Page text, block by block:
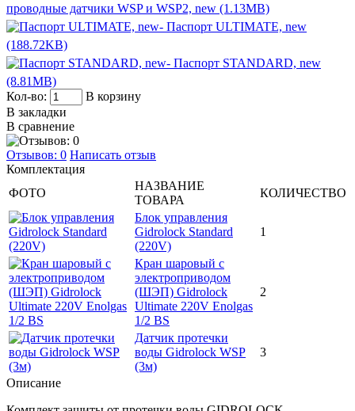
проводные датчики WSP и WSP2, new (1.13MB)
- Паспорт ULTIMATE, new
(188.72KB)
- Паспорт STANDARD, new
(8.81MB)
Кол-во:
В корзину
В закладки
В сравнение
Отзывов: 0 Написать отзыв
Комплектация
ФОТО
НАЗВАНИЕ
ТОВАРА
КОЛИЧЕСТВО
Блок управления
Gidrolock Standard
(220V)
1
Кран шаровый с
электроприводом
(ШЭП) Gidrolock
Ultimate 220V Enolgas
1/2 BS
2
Датчик протечки
воды Gidrolock WSР
(3м)
3
Описание